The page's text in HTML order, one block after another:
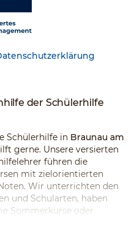
der Schülerhilfe
Schülerhilfe in Braunau am
gerne. Unsere versierten
führen die
mit zielorientierten
Wir unterrichten den
und Schularten, haben
Sommerkurse oder